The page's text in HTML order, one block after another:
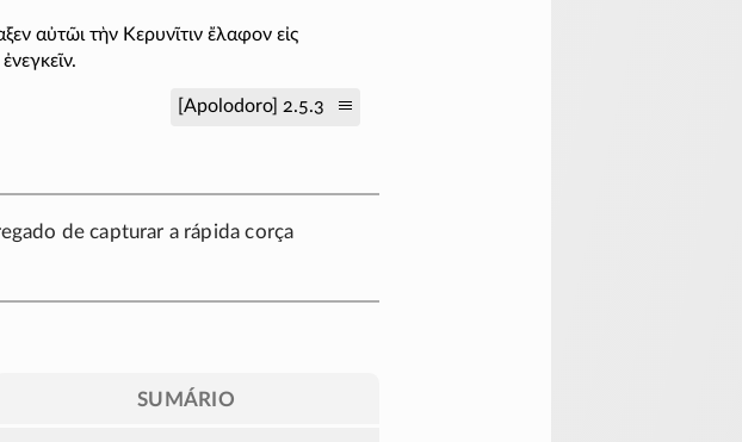
αὐτῶι τὴν Κερυνῖτιν ἔλαφον εἰς
[Apolodoro] 2.5.3
de capturar a rápida corça
SUMÁRIO